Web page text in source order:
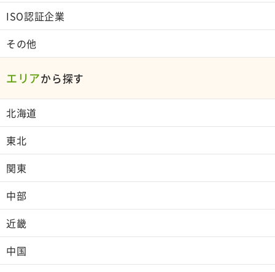
ISO認証企業
その他
エリアから探す
北海道
東北
関東
中部
近畿
中国